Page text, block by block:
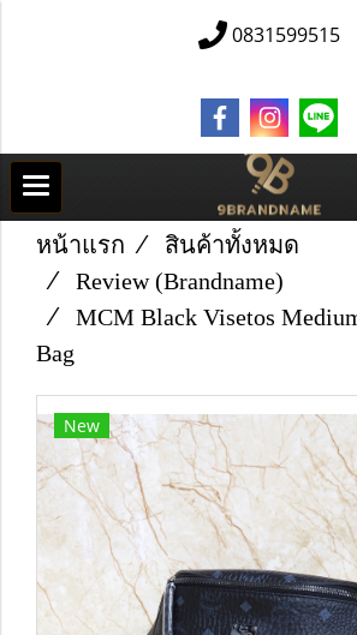
0831599515
หน้าแรก
สินค้าทั้งหมด
Review (Brandname)
MCM Black Visetos
Bag
New